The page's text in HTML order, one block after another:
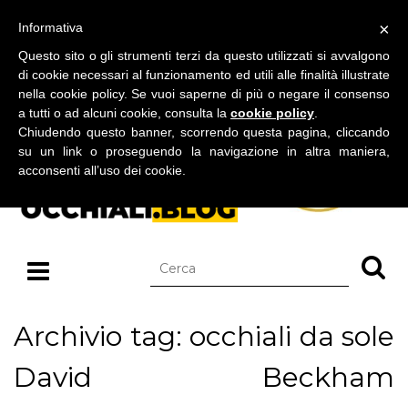
BLOG SU OCCHIALI DA SOLE E OCCHIALI DA VISTA
Archivio tag: occhiali da sole
David Beckham
×
Informativa
Questo sito o gli strumenti terzi da questo utilizzati si avvalgono
di cookie necessari al funzionamento ed utili alle finalità illustrate
nella cookie policy. Se vuoi saperne di più o negare il consenso
a tutti o ad alcuni cookie, consulta la cookie policy
Chiudendo questo banner, scorrendo questa pagina, cliccando
su un link o proseguendo la navigazione in altra maniera,
acconsenti all’uso dei cookie.